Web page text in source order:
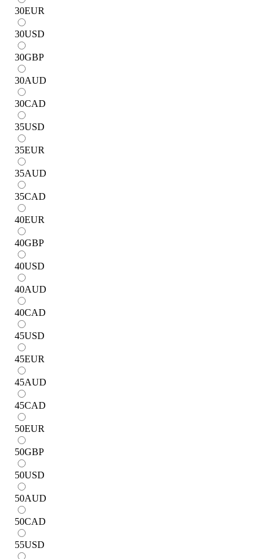
30EUR
30USD
30GBP
30AUD
30CAD
35USD
35EUR
35AUD
35CAD
40EUR
40GBP
40USD
40AUD
40CAD
45USD
45EUR
45AUD
45CAD
50EUR
50GBP
50USD
50AUD
50CAD
55USD